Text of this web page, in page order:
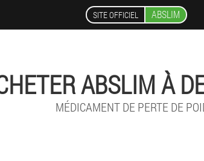
SITE OFFICIEL ABSLIM
ABSLIM À
MÉDICAMENT DE PERTE DE